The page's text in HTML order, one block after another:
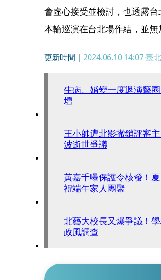
會虛心接受並檢討，也透露
本輪巡演在台北場作結，並無
更新時間｜ 2024.06.10 14:07臺
生病、婚變一度退演藝
壇
王小帥遭北影撤銷評審
波逝世爭議
黃嘉千曝保護令核發！
祝端午家人團聚
北藝大校長又爆爭議！
政風調查